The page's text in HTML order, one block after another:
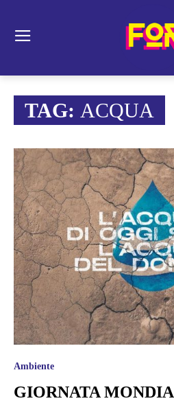
TAG: ACQUA
Ambiente
GIORNATA